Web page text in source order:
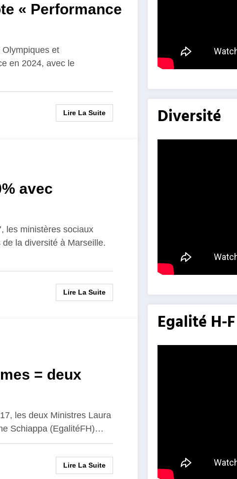
« Performance
et
en 2024, avec le
Lire La Suite
avec
les ministères sociaux
la diversité à Marseille.
Lire La Suite
= deux
les deux Ministres Laura
Schiappa (EgalitéFH)…
Lire La Suite
Diversité
Egalité H-F